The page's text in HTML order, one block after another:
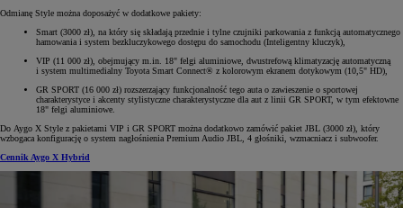
Odmianę Style można doposażyć w dodatkowe pakiety:
Smart (3000 zł), na który się składają przednie i tylne czujniki parkowania z funkcją automatycznego
hamowania i system bezkluczykowego dostępu do samochodu (Inteligentny kluczyk),
VIP (11 000 zł), obejmujący m.in. 18" felgi aluminiowe, dwustrefową klimatyzację automatyczną
i system multimedialny Toyota Smart Connect® z kolorowym ekranem dotykowym (10,5" HD),
GR SPORT (16 000 zł) rozszerzający funkcjonalność tego auta o zawieszenie o sportowej
charakterystyce i akcenty stylistyczne charakterystyczne dla aut z linii GR SPORT, w tym efektowne
18" felgi aluminiowe.
Do Aygo X Style z pakietami VIP i GR SPORT można dodatkowo zamówić pakiet JBL (3000 zł), który
wzbogaca konfigurację o system nagłośnienia Premium Audio JBL, 4 głośniki, wzmacniacz i subwoofer.
Cennik Aygo X Hybrid